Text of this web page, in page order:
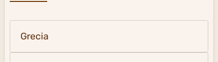
Grecia